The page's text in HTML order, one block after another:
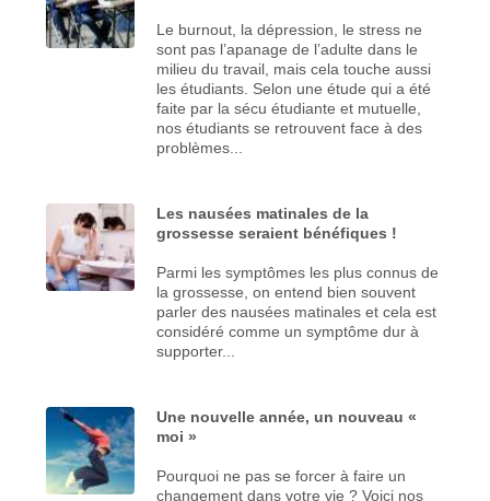
Le burnout, la dépression, le stress ne
sont pas l’apanage de l’adulte dans le
milieu du travail, mais cela touche aussi
les étudiants. Selon une étude qui a été
faite par la sécu étudiante et mutuelle,
nos étudiants se retrouvent face à des
problèmes...
Les nausées matinales de la
grossesse seraient bénéfiques !
Parmi les symptômes les plus connus de
la grossesse, on entend bien souvent
parler des nausées matinales et cela est
considéré comme un symptôme dur à
supporter...
Une nouvelle année, un nouveau «
moi »
Pourquoi ne pas se forcer à faire un
changement dans votre vie ? Voici nos